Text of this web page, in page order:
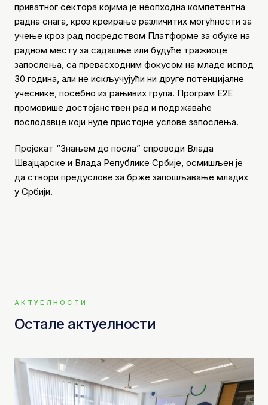
приватног сектора којима је неопходна компетентна
радна снага, кроз креирање различитих могућности за
учење кроз рад посредством Платформе за обуке на
радном месту за садашње или будуће тражиоце
запослења, са превасходним фокусом на младе испод
30 година, али не искључујући ни друге потенцијалне
учеснике, посебно из рањивих група. Програм Е2Е
промовише достојанствен рад и подржаваће
послодавце који нуде пристојне услове запослења.
Пројекат “Знањем до посла” спроводи Влада
Швајцарске и Влада Републике Србије, осмишљен је
да створи предуслове за брже запошљавање младих
у Србији.
АКТУЕЛНОСТИ
Остале актуелности